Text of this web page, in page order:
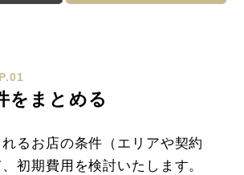
をまとめる
るお店の条件（エリアや契約
初期費用を検討いたします。